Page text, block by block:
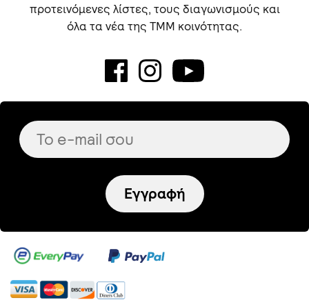
προτεινόμενες λίστες, τους διαγωνισμούς και
όλα τα νέα της TMM κοινότητας.
Εγγραφή